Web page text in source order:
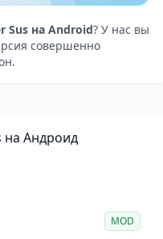
собрание,
диверсии,
незамеченными.
для игроков всех
интерфейс
на Android, даже в
Sus на Android? У нас вы
совершенно
на Андроид
MOD